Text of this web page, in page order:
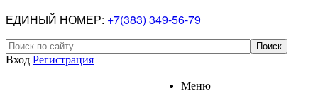
ЕДИНЫЙ НОМЕР: +7(383) 349-56-79
Вход Регистрация
Меню